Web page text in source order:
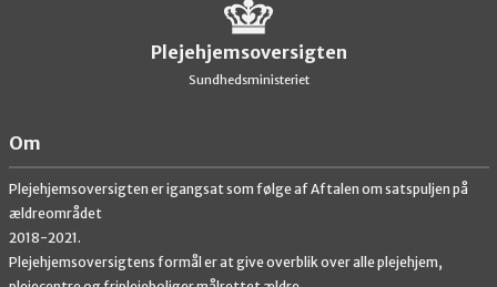
Plejehjemsoversigten
Sundhedsministeriet
Om
Plejehjemsoversigten er igangsat som følge af Aftalen om satspuljen på
ældreområdet
2018-2021.
Plejehjemsoversigtens formål er at give overblik over alle plejehjem,